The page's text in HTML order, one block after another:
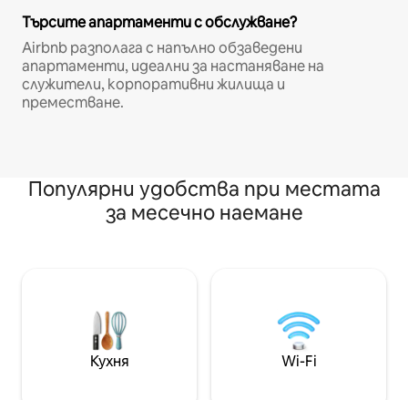
Търсите апартаменти с обслужване?
Airbnb разполага с напълно обзаведени
апартаменти, идеални за настаняване на
служители, корпоративни жилища и
преместване.
Популярни удобства при местата
за месечно наемане
Кухня Wi-Fi